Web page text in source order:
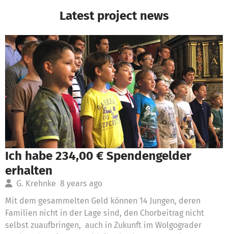
Latest project news
Ich habe 234,00 € Spendengelder
erhalten
G. Krehnke 8 years ago
Mit dem gesammelten Geld können 14 Jungen, deren
Familien nicht in der Lage sind, den Chorbeitrag nicht
selbst zuaufbringen, auch in Zukunft im Wolgograder